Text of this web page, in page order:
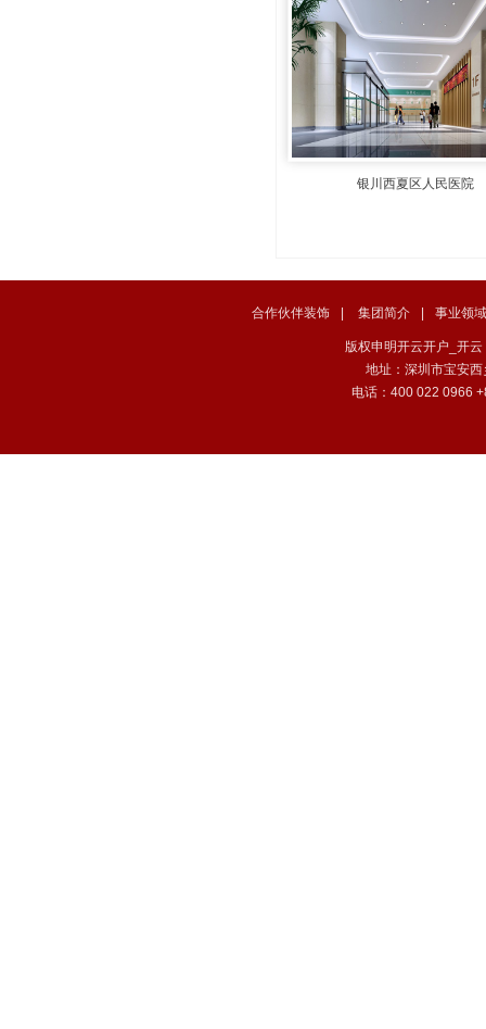
银川西夏区人民医院
合作伙伴装饰 集团简介 事业领域
版权申明开云开户_开
地址：深圳市宝安
电话：400 022 0966